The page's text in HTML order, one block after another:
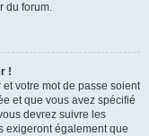
du forum.
!
votre mot de passe soient
et que vous avez spécifié
devrez suivre les
exigeront également que